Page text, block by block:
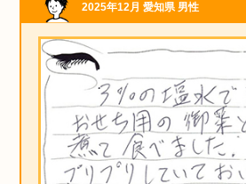
2025年12月 愛知県 男性